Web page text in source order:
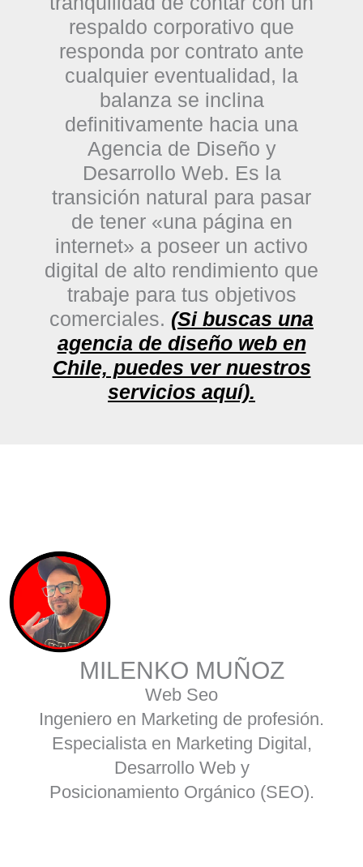
respaldo corporativo que
responda por contrato ante
cualquier eventualidad, la
balanza se inclina
definitivamente hacia una
Agencia de Diseño y
Desarrollo Web. Es la
transición natural para pasar
de tener «una página en
internet» a poseer un activo
digital de alto rendimiento que
trabaje para tus objetivos
comerciales. (Si buscas una
agencia de diseño web en
Chile, puedes ver nuestros
servicios aquí).
MILENKO MUÑOZ
Web Seo
Ingeniero en Marketing de profesión.
Especialista en Marketing Digital,
Desarrollo Web y
Posicionamiento Orgánico (SEO).